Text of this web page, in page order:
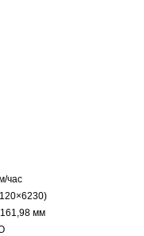
час
мм